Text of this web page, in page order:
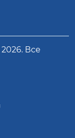
2026. Все